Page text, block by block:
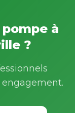
à
?
engagement.